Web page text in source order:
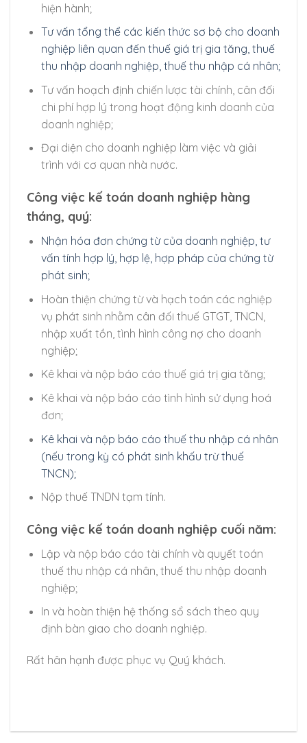
hiện hành;
Tư vấn tổng thể các kiến thức sơ bộ cho doanh
nghiệp liên quan đến thuế giá trị gia tăng, thuế
thu nhập doanh nghiệp, thuế thu nhập cá nhân;
Tư vấn hoạch định chiến lược tài chính, cân đối
chi phí hợp lý trong hoạt động kinh doanh của
doanh nghiệp;
Đại diện cho doanh nghiệp làm việc và giải
trình với cơ quan nhà nước.
Công việc kế toán doanh nghiệp hàng
tháng, quý:
Nhận hóa đơn chứng từ của doanh nghiệp, tư
vấn tính hợp lý, hợp lệ, hợp pháp của chứng từ
phát sinh;
Hoàn thiện chứng từ và hạch toán các nghiệp
vụ phát sinh nhằm cân đối thuế GTGT, TNCN,
nhập xuất tồn, tình hình công nợ cho doanh
nghiệp;
Kê khai và nộp báo cáo thuế giá trị gia tăng;
Kê khai và nộp báo cáo tình hình sử dụng hoá
đơn;
Kê khai và nộp báo cáo thuế thu nhập cá nhân
(nếu trong kỳ có phát sinh khấu trừ thuế
TNCN);
Nộp thuế TNDN tạm tính.
Công việc kế toán doanh nghiệp cuối năm:
Lập và nộp báo cáo tài chính và quyết toán
thuế thu nhập cá nhân, thuế thu nhập doanh
nghiệp;
In và hoàn thiện hệ thống sổ sách theo quy
định bàn giao cho doanh nghiệp.
Rất hân hạnh được phục vụ Quý khách.